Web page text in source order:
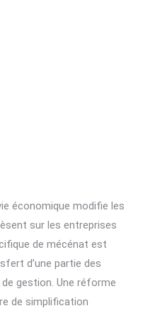
économique modifie les
sur les entreprises
de mécénat est
d’une partie des
gestion. Une réforme
de simplification